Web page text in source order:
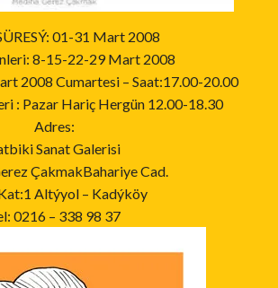
01-31 Mart 2008
8-15-22-29 Mart 2008
2008 Cumartesi – Saat:17.00-20.00
: Pazar Hariç Hergün 12.00-18.30
Adres:
Sanat Galerisi
ÇakmakBahariye Cad.
Altýyol – Kadýköy
0216 – 338 98 37